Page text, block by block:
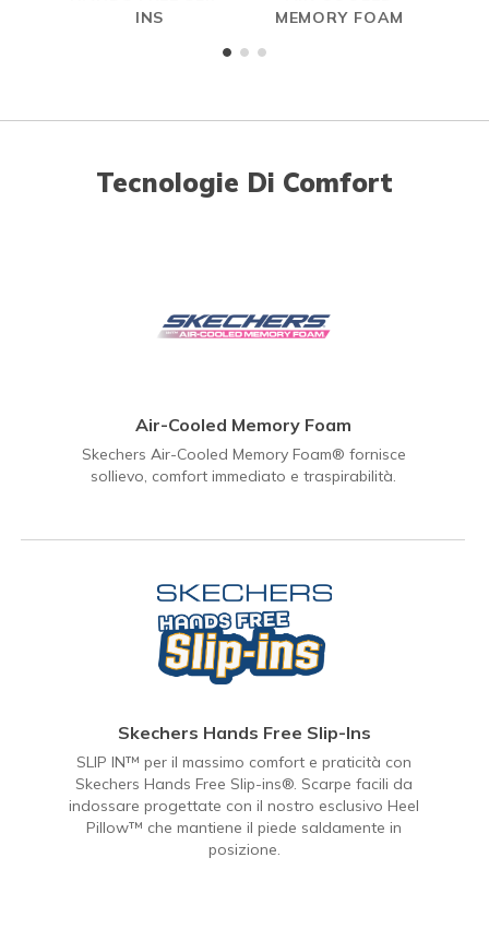
INS
MEMORY FOAM
Tecnologie Di Comfort
Air-Cooled Memory Foam
Skechers Air-Cooled Memory Foam® fornisce
sollievo, comfort immediato e traspirabilità.
Skechers Hands Free Slip-Ins
SLIP IN™ per il massimo comfort e praticità con
Skechers Hands Free Slip-ins®. Scarpe facili da
indossare progettate con il nostro esclusivo Heel
Pillow™ che mantiene il piede saldamente in
posizione.